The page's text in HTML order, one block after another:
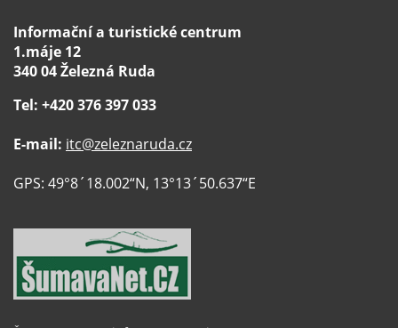
Informační a turistické centrum
1.máje 12
340 04 Železná Ruda
Tel: +420 376 397 033
E-mail: itc@zeleznaruda.cz
GPS: 49°8´18.002“N, 13°13´50.637“E